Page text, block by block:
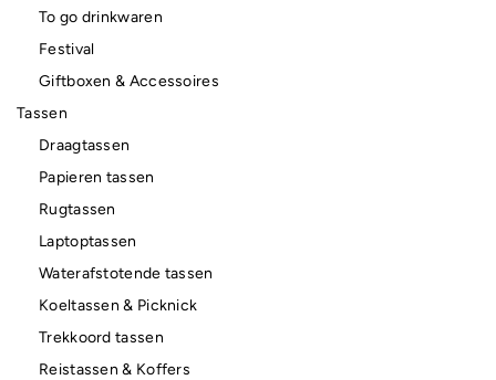
To go drinkwaren
Festival
Giftboxen & Accessoires
Tassen
Draagtassen
Papieren tassen
Rugtassen
Laptoptassen
Waterafstotende tassen
Koeltassen & Picknick
Trekkoord tassen
Reistassen & Koffers